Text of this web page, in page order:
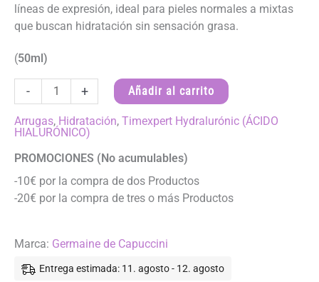
líneas de expresión, ideal para pieles normales a mixtas
que buscan hidratación sin sensación grasa.
(50ml)
-
HIDRATACIÓN
REDENSIFICANTE
SOFT
SORBET
Timexpert
Hydralurónic
+ Añadir al carrito
Arrugas, Hidratación, Timexpert Hydralurónic (ÁCIDO
HIALURÓNICO)
PROMOCIONES (No acumulables)
-10€ por la compra de dos Productos
-20€ por la compra de tres o más Productos
Marca: Germaine de Capuccini
Entrega estimada: 11. agosto - 12. agosto